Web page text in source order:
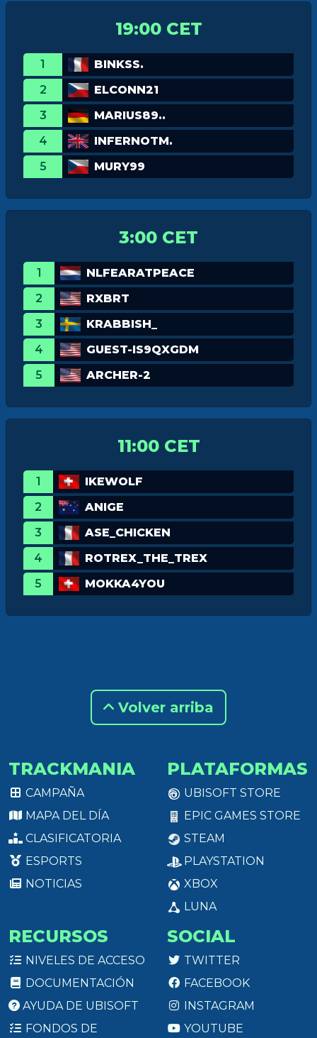
19:00 CET
1
BINKSS.
2
ELCONN21
3
MARIUS89..
4
INFERNOTM.
5
MURY99
3:00 CET
1
NLFEARATPEACE
2
RXBRT
3
KRABBISH_
4
GUEST-IS9QXGDM
5
ARCHER-2
11:00 CET
1
IKEWOLF
2
ANIGE
3
ASE_CHICKEN
4
ROTREX_THE_TREX
5
MOKKA4YOU
Volver arriba
TRACKMANIA
CAMPAÑA
MAPA DEL DÍA
CLASIFICATORIA
ESPORTS
NOTICIAS
PLATAFORMAS
UBISOFT STORE
EPIC GAMES STORE
STEAM
PLAYSTATION
XBOX
LUNA
RECURSOS
NIVELES DE ACCESO
DOCUMENTACIÓN
AYUDA DE UBISOFT
FONDOS DE
SOCIAL
TWITTER
FACEBOOK
INSTAGRAM
YOUTUBE